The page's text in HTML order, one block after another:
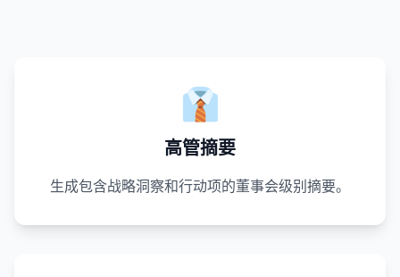
👔
高管摘要
生成包含战略洞察和行动项的董事会级别摘要。